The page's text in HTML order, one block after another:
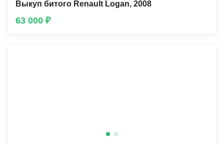
Выкуп битого Renault Lоgan, 2008
63 000 ₽